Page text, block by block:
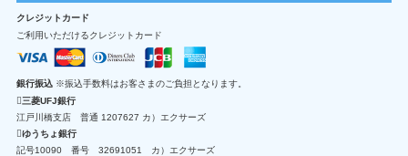
クレジットカード
ご利用いただけるクレジットカード
銀行振込 ※振込手数料はお客さまのご負担となります。
三菱UFJ銀行
江戸川橋支店 普通 1207627 カ）エクサーズ
ゆうちょ銀行
記号10090 番号 32691051 カ）エクサーズ